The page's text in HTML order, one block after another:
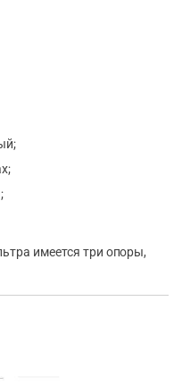
имеется три опоры,